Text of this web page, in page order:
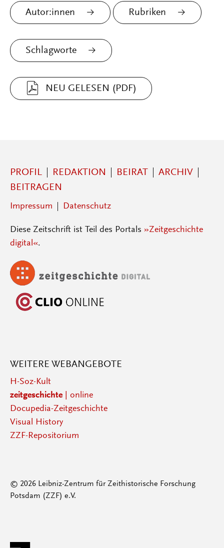
Autor:innen Rubriken
Schlagworte
NEU GELESEN (PDF)
PROFIL REDAKTION BEIRAT
ARCHIV
BEITRAGEN
Impressum Datenschutz
Diese Zeitschrift ist Teil des Portals »Zeitgeschichte
digital«.
WEITERE WEBANGEBOTE
H-Soz-Kult
zeitgeschichte| online
Docupedia-Zeitgeschichte
Visual History
ZZF-Repositorium
© 2026 Leibniz-Zentrum für Zeithistorische Forschung
Potsdam (ZZF) e.V.